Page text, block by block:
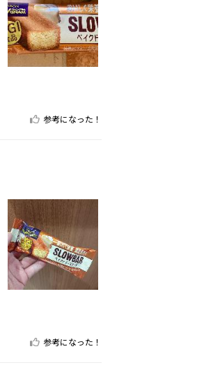
参考になった！
参考になった！